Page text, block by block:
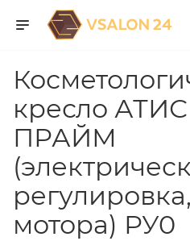
кресло
ПРАЙМ
мотора) РУ0